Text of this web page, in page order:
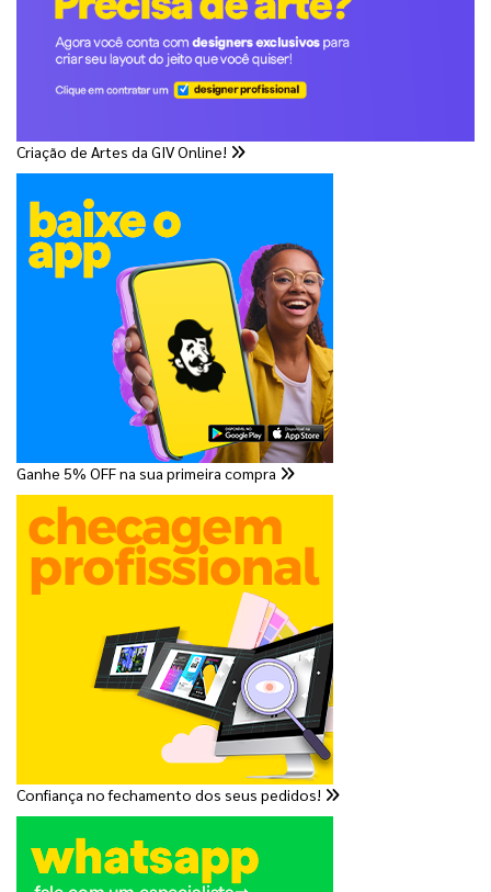
Criação de Artes da GIV Online!
Ganhe 5% OFF na sua primeira compra
Confiança no fechamento dos seus pedidos!